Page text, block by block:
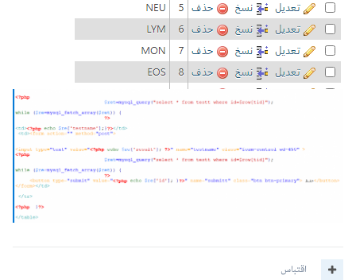
اقتباس